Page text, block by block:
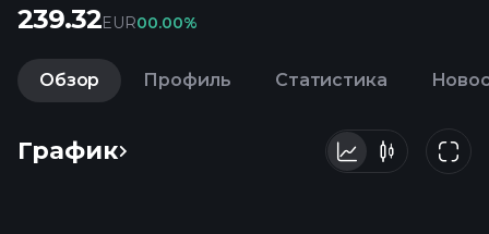
239.32EUR00.00%
Обзор Профиль Статистика
График